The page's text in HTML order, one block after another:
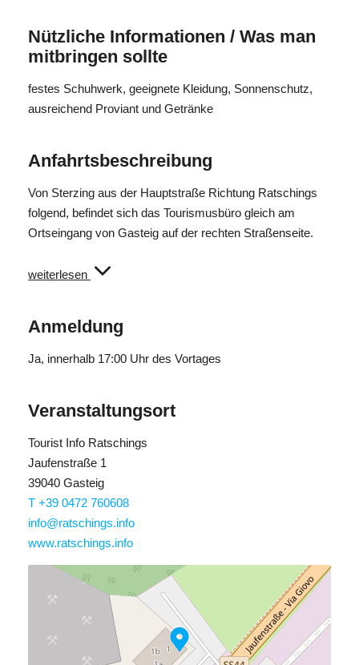
Ein spannendes Erlebnis für alle ab 8 Jahren.
Bitte eine eigene Jause sowie Getränke mitbringen!
Nützliche Informationen / Was man
mitbringen sollte
festes Schuhwerk, geeignete Kleidung, Sonnenschutz,
ausreichend Proviant und Getränke
Anfahrtsbeschreibung
Von Sterzing aus der Hauptstraße Richtung Ratschings
folgend, befindet sich das Tourismusbüro gleich am
Ortseingang von Gasteig auf der rechten Straßenseite.
Von Ratschings/Ridnaun/Jaufental kommend der
der linken Straßenseite.
weiterlesen
Anmeldung
Ja, innerhalb 17:00 Uhr des Vortages
Veranstaltungsort
Tourist Info Ratschings
Jaufenstraße 1
39040 Gasteig
T +39 0472 760608
info@ratschings.info
www.ratschings.info